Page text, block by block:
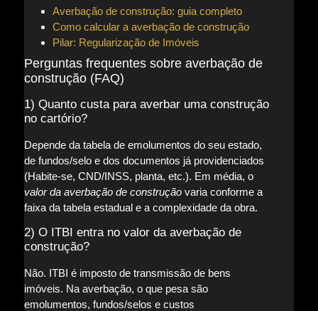
Averbação de construção: guia completo
Como calcular a averbação de construção
Pilar: Regularização de Imóveis
Perguntas frequentes sobre averbação de
construção (FAQ)
1) Quanto custa para averbar uma construção
no cartório?
Depende da tabela de emolumentos do seu estado,
de fundos/selo e dos documentos já providenciados
(Habite-se, CND/INSS, planta, etc.). Em média, o
valor da averbação de construçãovaria conforme a
faixa da tabela estadual e a complexidade da obra.
2) O ITBI entra no valor da averbação de
construção?
Não. ITBI é imposto de transmissão de bens
imóveis. Na averbação, o que pesa são
emolumentos, fundos/selos e custos